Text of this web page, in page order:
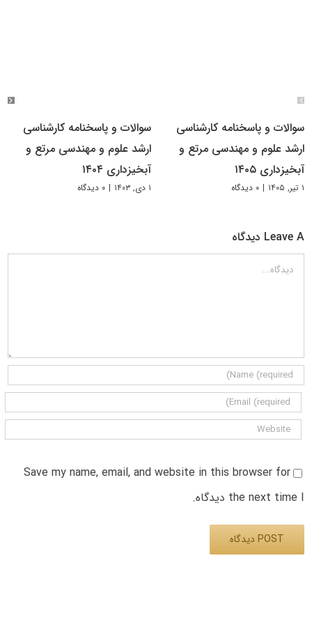
سوالات و پاسخنامه کارشناسی
ارشد علوم و مهندسی مرتع و
آبخیزداری ۱۴۰۵
۱ تیر, ۱۴۰۵ | ۰ دیدگاه
سوالات و پاسخنامه کارشناسی
ارشد علوم و مهندسی مرتع و
آبخیزداری ۱۴۰۴
۱ دی, ۱۴۰۳ | ۰ دیدگاه
Leave A دیدگاه
دیدگاه
Save my name, email, and website in this browser for
the next time I دیدگاه.